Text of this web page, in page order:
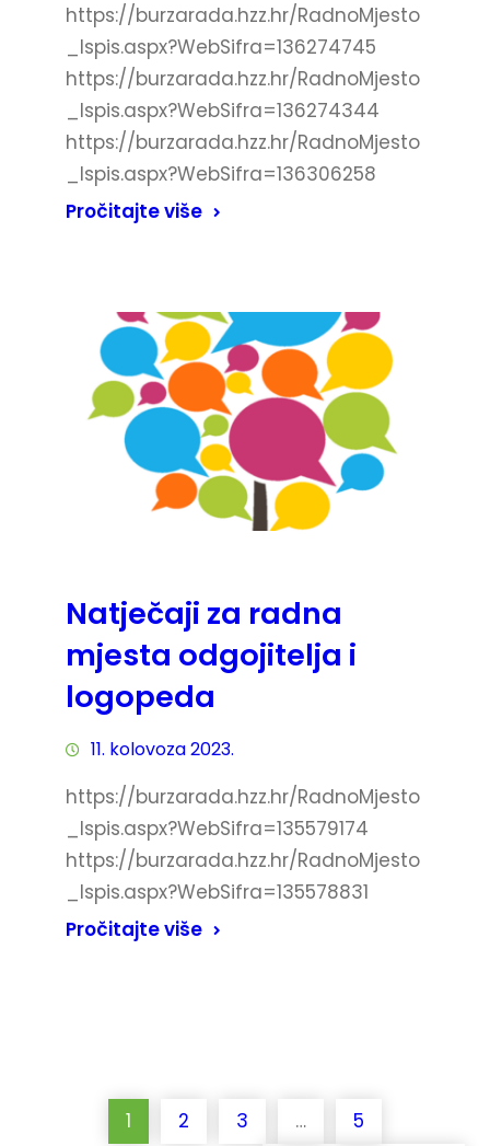
https://burzarada.hzz.hr/RadnoMjesto
_Ispis.aspx?WebSifra=136274745
https://burzarada.hzz.hr/RadnoMjesto
_Ispis.aspx?WebSifra=136274344
https://burzarada.hzz.hr/RadnoMjesto
_Ispis.aspx?WebSifra=136306258
Pročitajte više
Natječaji za radna
mjesta odgojitelja i
logopeda
11. kolovoza 2023.
https://burzarada.hzz.hr/RadnoMjesto
_Ispis.aspx?WebSifra=135579174
https://burzarada.hzz.hr/RadnoMjesto
_Ispis.aspx?WebSifra=135578831
Pročitajte više
1 2 3 … 5